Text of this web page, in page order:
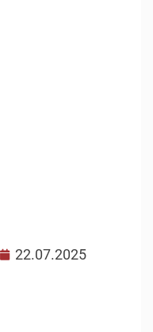
22.07.2025